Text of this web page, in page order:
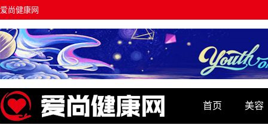
爱尚健康网
首页 美容